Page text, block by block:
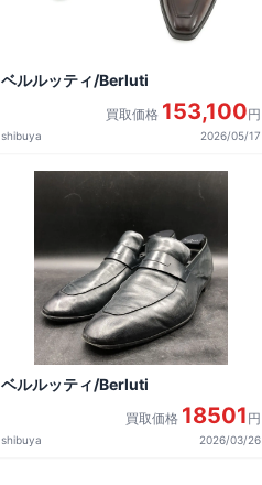
ベルルッティ/Berluti
買取価格 153,100円
shibuya 2026/05/17
ベルルッティ/Berluti
買取価格 18501 円
shibuya 2026/03/26